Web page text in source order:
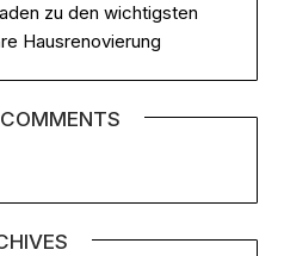
zu den wichtigsten
Hausrenovierung